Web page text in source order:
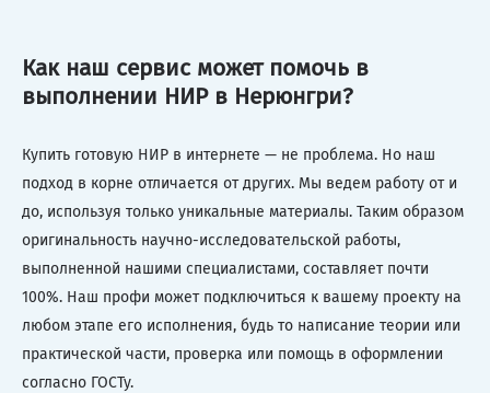
Как наш сервис может помочь в
выполнении НИР в Нерюнгри?
Купить готовую НИР в интернете — не проблема. Но наш
подход в корне отличается от других. Мы ведем работу от и
до, используя только уникальные материалы. Таким образом
оригинальность научно-исследовательской работы,
выполненной нашими специалистами, составляет почти
100%. Наш профи может подключиться к вашему проекту на
любом этапе его исполнения, будь то написание теории или
практической части, проверка или помощь в оформлении
согласно ГОСТу.